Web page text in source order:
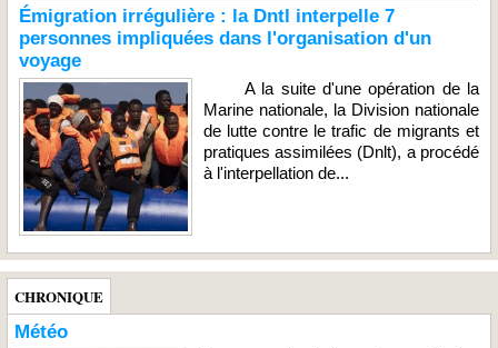
Émigration irrégulière : la Dntl interpelle 7
personnes impliquées dans l'organisation d'un
voyage
A la suite d'une opération de la
Marine nationale, la Division nationale
de lutte contre le trafic de migrants et
pratiques assimilées (Dnlt), a procédé
à l'interpellation de...
CHRONIQUE
Météo